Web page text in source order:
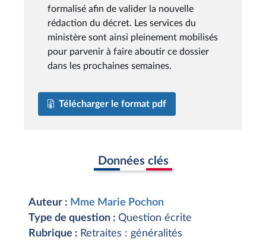
formalisé afin de valider la nouvelle
rédaction du décret. Les services du
ministère sont ainsi pleinement mobilisés
pour parvenir à faire aboutir ce dossier
dans les prochaines semaines.
Télécharger le format pdf
Données clés
Auteur : Mme Marie Pochon
Type de question : Question écrite
Rubrique : Retraites : généralités